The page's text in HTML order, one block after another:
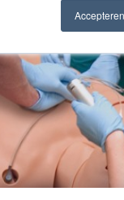
Accepteren